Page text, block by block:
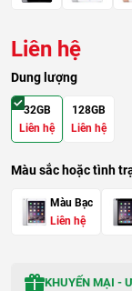
Liên hệ
Dung lượng
32GB
Liên hệ
128GB
Liên hệ
Màu sắc hoặc tình
Màu Bạc
Liên hệ
KHUYẾN MẠI -